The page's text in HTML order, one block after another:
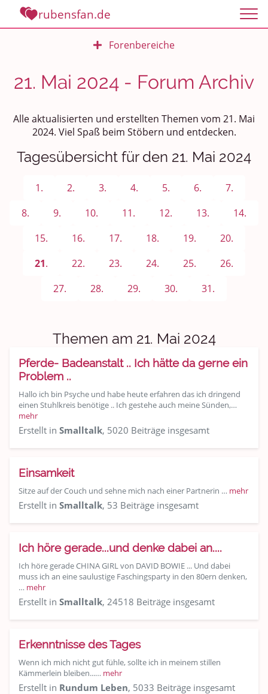
rubensfan.de
Forenbereiche
Rundum Leben
Smalltalk
Persönliches
Treffen und Stammtische
Ü100 Party - Fanecke
Gesundheit & Wellness
Sport & Freizeit
Kochen, Backen und Genießen
Anregungen und Support
Spiel, Spaß und Sinnlosigkeit
Gewicht reduzieren
Archiv
21. Mai 2024 - Forum Archiv
Alle aktualisierten und erstellten Themen vom 21. Mai
2024. Viel Spaß beim Stöbern und entdecken.
Tagesübersicht für den 21. Mai 2024
1. 2. 3. 4. 5. 6.
7.
8.
9. 10. 11. 12. 13.
14.
15.
16. 17. 18. 19.
20.
21. 22. 23. 24. 25.
26.
27.
28. 29. 30. 31.
Themen am 21. Mai 2024
Pferde- Badeanstalt .. Ich hätte da gerne ein
Problem ..
Hallo ich bin Psyche und habe heute erfahren das ich dringend
einen Stuhlkreis benötige .. Ich gestehe auch meine Sünden,…
mehr
Erstellt in Smalltalk, 5020 Beiträge insgesamt
Einsamkeit
Sitze auf der Couch und sehne mich nach einer Partnerin … mehr
Erstellt in Smalltalk, 53 Beiträge insgesamt
Ich höre gerade...und denke dabei an....
Ich höre gerade CHINA GIRL von DAVID BOWIE ... Und dabei
muss ich an eine saulustige Faschingsparty in den 80ern denken,
… mehr
Erstellt in Smalltalk, 24518 Beiträge insgesamt
Erkenntnisse des Tages
Wenn ich mich nicht gut fühle, sollte ich in meinem stillen
Kämmerlein bleiben...… mehr
Erstellt in Rundum Leben, 5033 Beiträge insgesamt